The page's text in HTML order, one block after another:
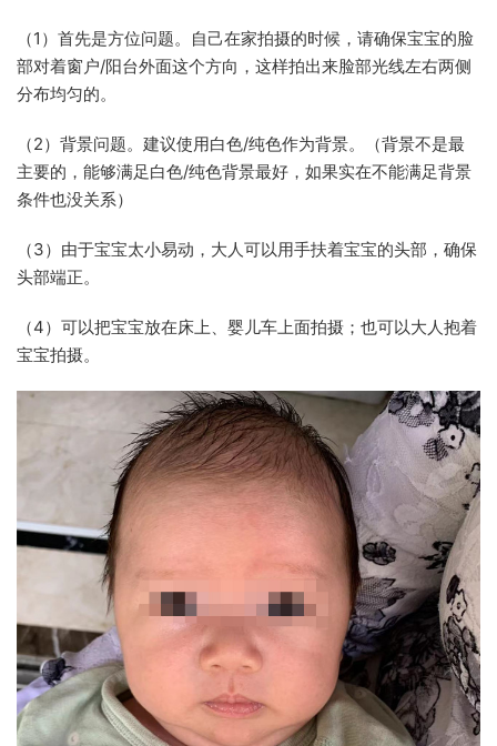
（1）首先是方位问题。自己在家拍摄的时候，请确保宝宝的脸
部对着窗户/阳台外面这个方向，这样拍出来脸部光线左右两侧
分布均匀的。
（2）背景问题。建议使用白色/纯色作为背景。（背景不是最
主要的，能够满足白色/纯色背景最好，如果实在不能满足背景
条件也没关系）
（3）由于宝宝太小易动，大人可以用手扶着宝宝的头部，确保
头部端正。
（4）可以把宝宝放在床上、婴儿车上面拍摄；也可以大人抱着
宝宝拍摄。